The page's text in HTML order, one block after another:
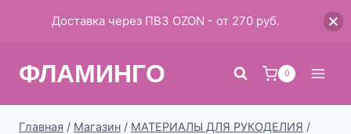
ФЛАМИНГО 0
Главная / Магазин / МАТЕРИАЛЫ ДЛЯ РУКОДЕЛИЯ /
Доставка через ПВЗ OZON - от 270 руб.